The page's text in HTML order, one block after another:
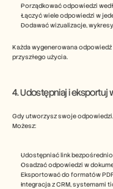
Porządkować odpowiedzi
Łączyć wiele odpowiedzi w
Dodawać wizualizacje,
Każda wygenerowana
przyszłego użycia.
4. Udostępniaj i
Gdy utworzysz swoje
Możesz:
Udostępniać link
Osadzać odpowiedzi w
Eksportować do formatów
Integracja z CRM, systemami